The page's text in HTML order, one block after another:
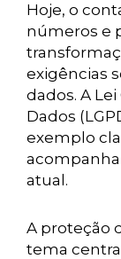
Hoje, o
números e
exigências
dados. A
Dados
exemplo
acompanha
atual.
A proteção
tema